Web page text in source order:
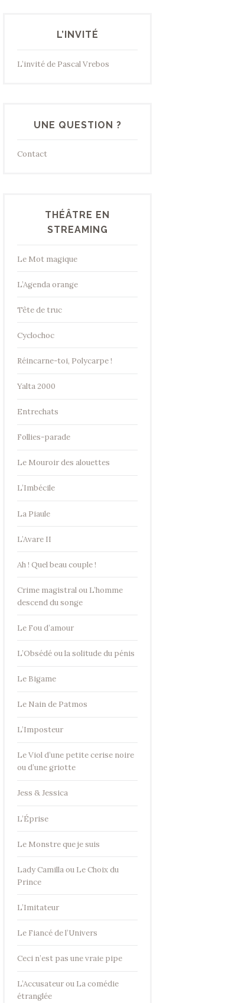
L’INVITÉ
L’invité de Pascal Vrebos
UNE QUESTION ?
Contact
THÉÂTRE EN
STREAMING
Le Mot magique
L’Agenda orange
Tête de truc
Cyclochoc
Réincarne-toi, Polycarpe !
Yalta 2000
Entrechats
Follies-parade
Le Mouroir des alouettes
L’Imbécile
La Piaule
L’Avare II
Ah ! Quel beau couple !
Crime magistral ou L’homme
descend du songe
Le Fou d’amour
L’Obsédé ou la solitude du pénis
Le Bigame
Le Nain de Patmos
L’Imposteur
Le Viol d’une petite cerise noire
ou d’une griotte
Jess & Jessica
L’Éprise
Le Monstre que je suis
Lady Camilla ou Le Choix du
Prince
L’Imitateur
Le Fiancé de l’Univers
Ceci n’est pas une vraie pipe
L’Accusateur ou La comédie
étranglée